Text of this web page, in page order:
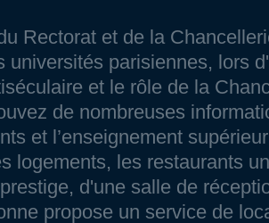
Rectorat et de la
universités parisiennes, lors
et le rôle de la
de nombreuses
et l’enseignement
logements, les restaurants
d'une salle de
propose un service de